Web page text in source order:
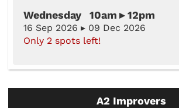
Wednesday 10am ▸ 12pm
16 Sep 2026 ▸ 09 Dec 2026
Only 2 spots left!
A2 Improvers